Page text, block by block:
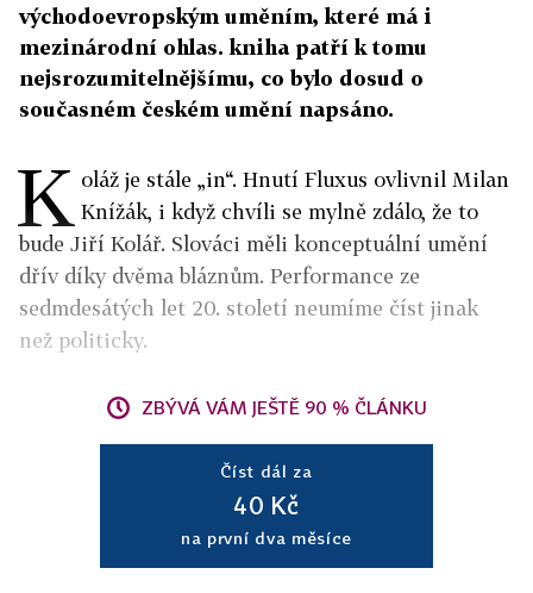
východoevropským uměním, které má i
mezinárodní ohlas. kniha patří k tomu
nejsrozumitelnějšímu, co bylo dosud o
současném českém umění napsáno.
K oláž je stále „in“. Hnutí Fluxus ovlivnil Milan
Knížák, i když chvíli se mylně zdálo, že to
bude Jiří Kolář. Slováci měli konceptuální umění
dřív díky dvěma bláznům. Performance ze
sedmdesátých let 20. století neumíme číst jinak
než politicky.
ZBÝVÁ VÁM JEŠTĚ 90 % ČLÁNKU
Číst dál za
40 Kč
na první dva měsíce